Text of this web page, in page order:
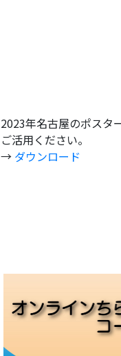
2023年名古屋のポスタ
ご活用ください。
→ ダウンロード